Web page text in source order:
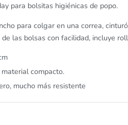
para bolsitas higiénicas de popo.
para colgar en una correa,
las bolsas con facilidad, incluye
compacto.
mucho más resistente